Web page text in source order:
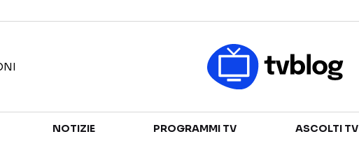
NOTIZIE PROGRAMMI TV ASCOLTI TV